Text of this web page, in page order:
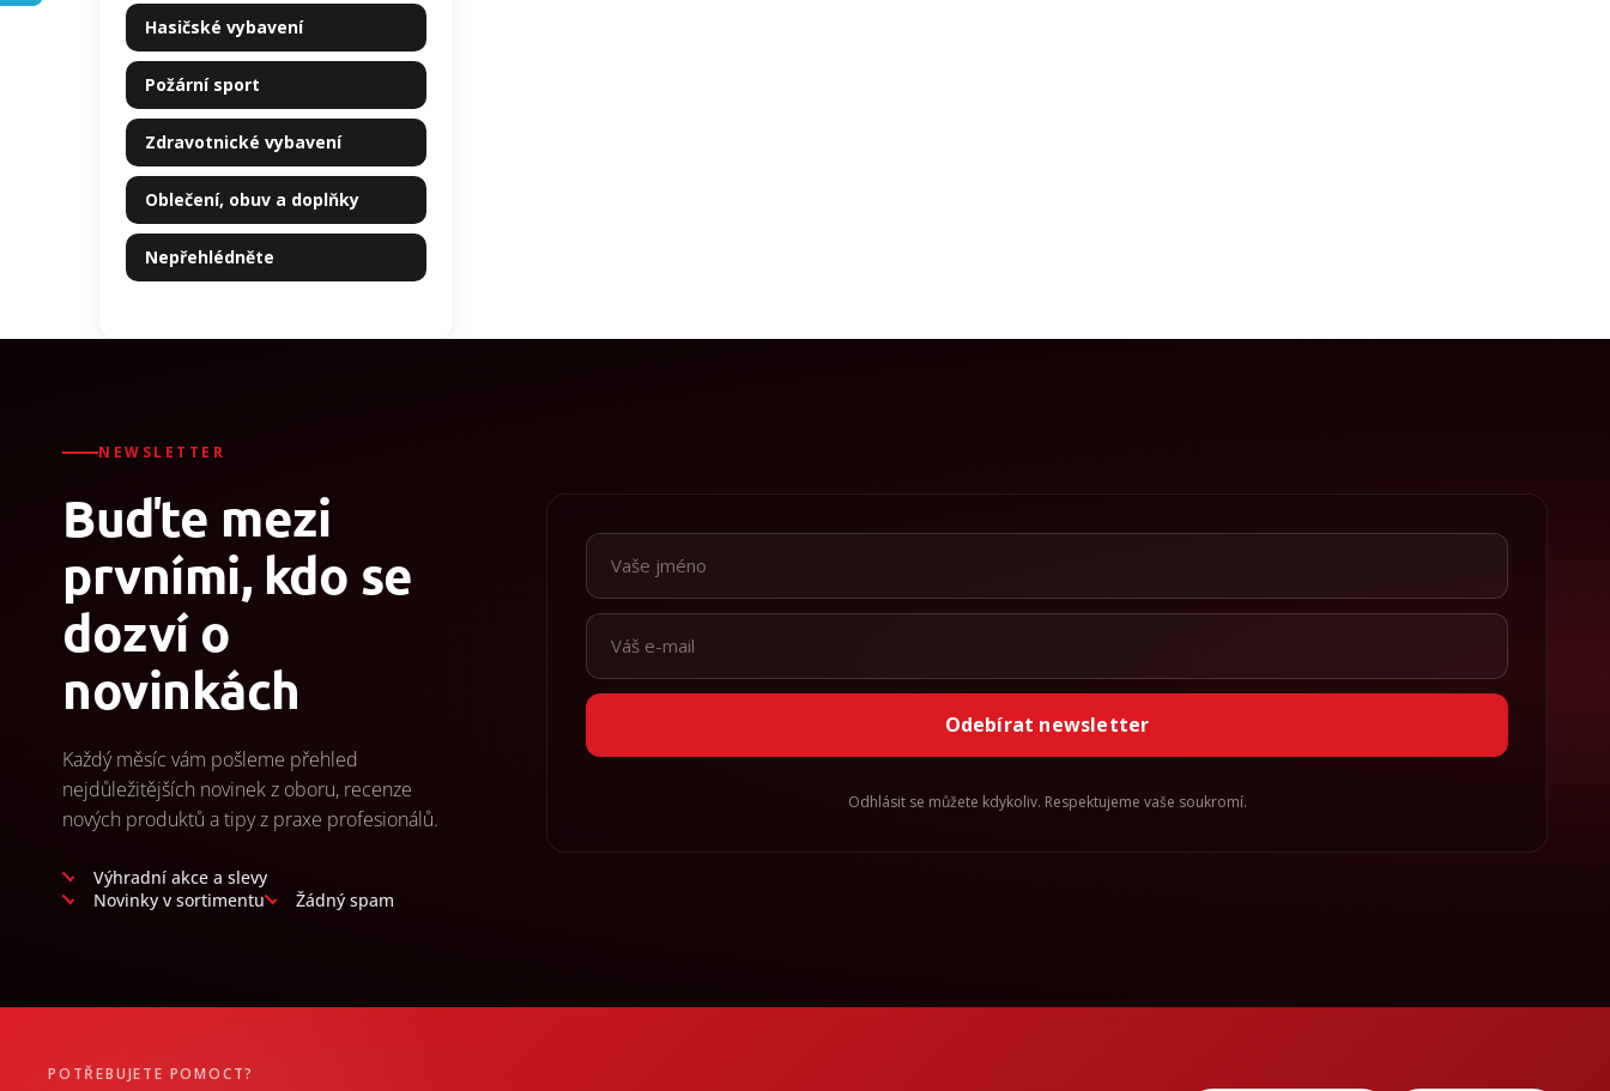
kategorie
Hasičské vybavení
Požární sport
Zdravotnické vybavení
Oblečení, obuv a doplňky
Nepřehlédněte
NEWSLETTER
Buďte mezi
prvními, kdo se
dozví o
novinkách
Každý měsíc vám pošleme přehled
nejdůležitějších novinek z oboru, recenze
nových produktů a tipy z praxe profesionálů.
Výhradní akce a slevy
Novinky v sortimentu
Žádný spam
Odebírat newsletter
Odhlásit se můžete kdykoliv. Respektujeme vaše soukromí.
POTŘEBUJETE POMOCT?